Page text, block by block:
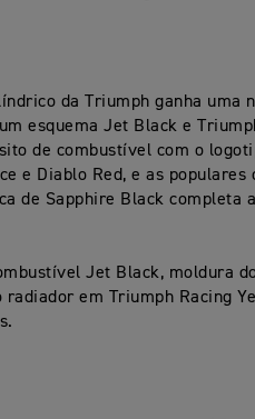
da Triumph ganha uma
esquema Jet Black e
de combustível com o
e Diablo Red, e as populares
de Sapphire Black completa
Jet Black, moldura
em Triumph Racing